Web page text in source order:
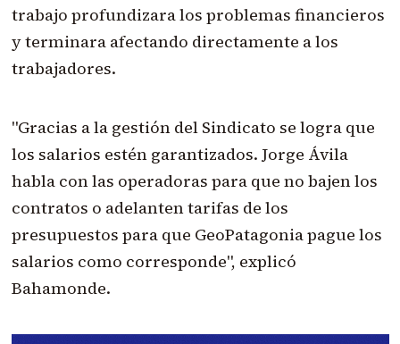
trabajo profundizara los problemas financieros
y terminara afectando directamente a los
trabajadores.
"Gracias a la gestión del Sindicato se logra que
los salarios estén garantizados. Jorge Ávila
habla con las operadoras para que no bajen los
contratos o adelanten tarifas de los
presupuestos para que GeoPatagonia pague los
salarios como corresponde", explicó
Bahamonde.